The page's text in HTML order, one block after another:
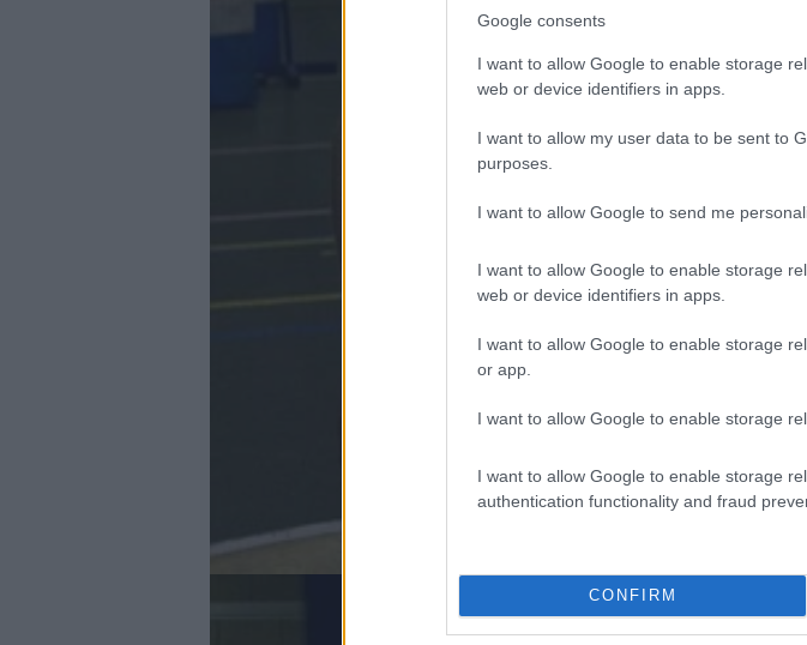
Google consents
I want to allow Google to enable storage
web or device identifiers in apps.
I want to allow my user data to be sent to
purposes.
I want to allow Google to send me
I want to allow Google to enable storage
web or device identifiers in apps.
I want to allow Google to enable storage
or app.
I want to allow Google to enable storage
I want to allow Google to enable storage
authentication functionality and fraud
CONFIRM